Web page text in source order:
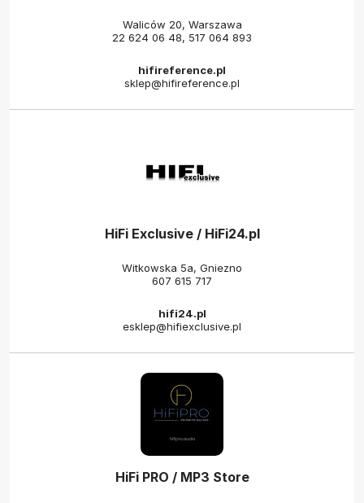
Waliców 20, Warszawa
22 624 06 48, 517 064 893
hifireference.pl
sklep@hifireference.pl
HiFi Exclusive / HiFi24.pl
Witkowska 5a, Gniezno
607 615 717
hifi24.pl
esklep@hifiexclusive.pl
HiFi PRO / MP3 Store